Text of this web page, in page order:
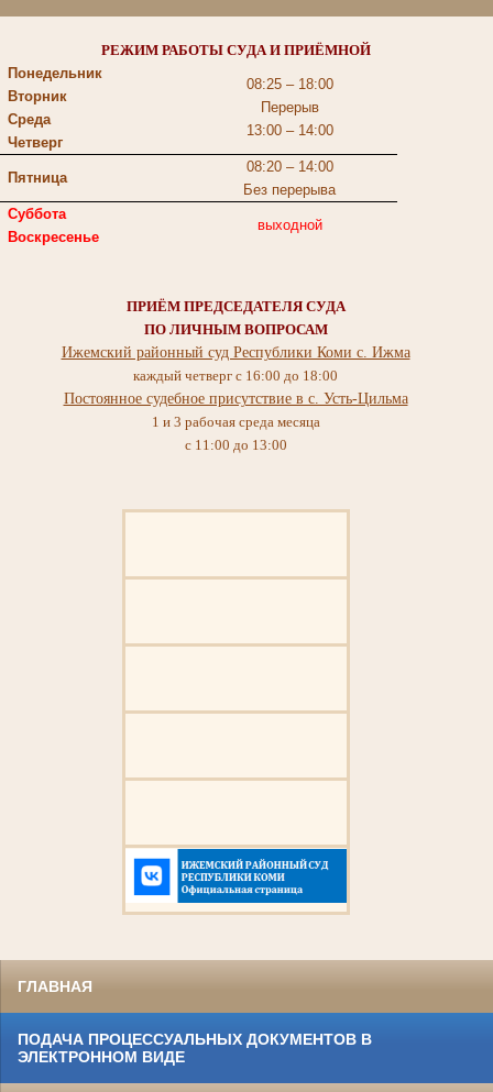
РЕЖИМ РАБОТЫ СУДА И ПРИЁМНОЙ
Понедельник
08:25 – 18:00
Перерыв
13:00 – 14:00
Вторник
Среда
Четверг
Пятница
08:20 – 14:00
Без перерыва
Суббота
выходной
Воскресенье
ПРИЁМ ПРЕДСЕДАТЕЛЯ СУДА
ПО ЛИЧНЫМ ВОПРОСАМ
Ижемский районный суд Республики Коми с. Ижма
каждый четверг с 16:00 до 18:00
Постоянное судебное присутствие в c. Усть-Цильма
1 и 3 рабочая среда месяца
с 11:00 до 13:00
ГЛАВНАЯ
ПОДАЧА ПРОЦЕССУАЛЬНЫХ ДОКУМЕНТОВ В
ЭЛЕКТРОННОМ ВИДЕ